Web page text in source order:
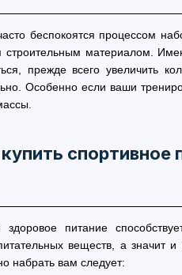
беспокоятся процессом
строительным материалом.
прежде всего увеличить
Особенно если ваши
спортивное
питание
веществ, а значит и
набрать вам следует: